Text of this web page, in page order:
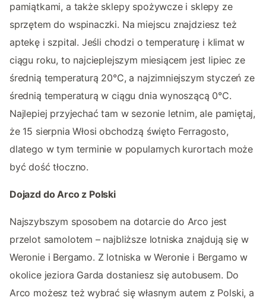
pamiątkami, a także sklepy spożywcze i sklepy ze
sprzętem do wspinaczki. Na miejscu znajdziesz też
aptekę i szpital. Jeśli chodzi o temperaturę i klimat w
ciągu roku, to najcieplejszym miesiącem jest lipiec ze
średnią temperaturą 20°C, a najzimniejszym styczeń ze
średnią temperaturą w ciągu dnia wynoszącą 0°C.
Najlepiej przyjechać tam w sezonie letnim, ale pamiętaj,
że 15 sierpnia Włosi obchodzą święto Ferragosto,
dlatego w tym terminie w popularnych kurortach może
być dość tłoczno.
Dojazd do Arco z Polski
Najszybszym sposobem na dotarcie do Arco jest
przelot samolotem – najbliższe lotniska znajdują się w
Weronie i Bergamo. Z lotniska w Weronie i Bergamo w
okolice jeziora Garda dostaniesz się autobusem. Do
Arco możesz też wybrać się własnym autem z Polski, a